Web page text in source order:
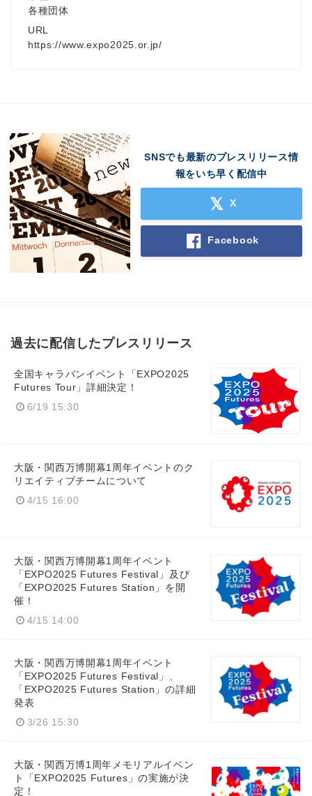
各種団体
URL
https://www.expo2025.or.jp/
SNSでも最新のプレスリリース情
報をいち早く配信中
X
Facebook
過去に配信したプレスリリース
全国キャラバンイベント「EXPO2025
Futures Tour」詳細決定！
6/19 15:30
大阪・関西万博開幕1周年イベントのク
リエイティブチームについて
4/15 16:00
大阪・関西万博開幕1周年イベント
「EXPO2025 Futures Festival」及び
「EXPO2025 Futures Station」を開
催！
4/15 14:00
大阪・関西万博開幕1周年イベント
「EXPO2025 Futures Festival」、
「EXPO2025 Futures Station」の詳細
発表
3/26 15:30
大阪・関西万博1周年メモリアルイベン
ト「EXPO2025 Futures」の実施が決
定！